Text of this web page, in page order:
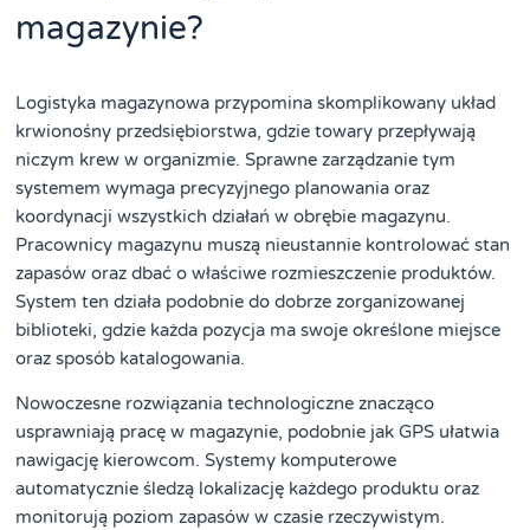
magazynie?
Logistyka magazynowa przypomina skomplikowany układ
krwionośny przedsiębiorstwa, gdzie towary przepływają
niczym krew w organizmie. Sprawne zarządzanie tym
systemem wymaga precyzyjnego planowania oraz
koordynacji wszystkich działań w obrębie magazynu.
Pracownicy magazynu muszą nieustannie kontrolować stan
zapasów oraz dbać o właściwe rozmieszczenie produktów.
System ten działa podobnie do dobrze zorganizowanej
biblioteki, gdzie każda pozycja ma swoje określone miejsce
oraz sposób katalogowania.
Nowoczesne rozwiązania technologiczne znacząco
usprawniają pracę w magazynie, podobnie jak GPS ułatwia
nawigację kierowcom. Systemy komputerowe
automatycznie śledzą lokalizację każdego produktu oraz
monitorują poziom zapasów w czasie rzeczywistym.